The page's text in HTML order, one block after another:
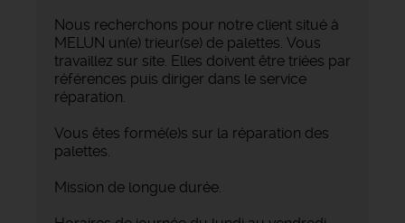
Nous recherchons pour notre client situé à
MELUN un(e) trieur(se) de palettes. Vous
travaillez sur site. Elles doivent être triées par
références puis diriger dans le service
réparation.
Vous êtes formé(e)s sur la réparation des
palettes.
Mission de longue durée.